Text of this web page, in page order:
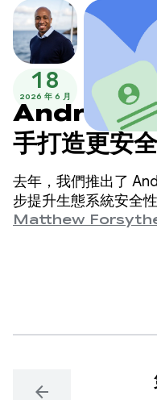
18
2026 年 6 月
Android 開
手打造更安
去年，我們推出了
步提升生態系統安全
身分發布有害應用程
Matthew
arrow_back